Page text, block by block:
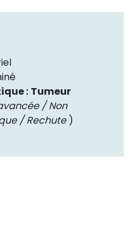
: Tumeur
/ Non
/ Rechute)